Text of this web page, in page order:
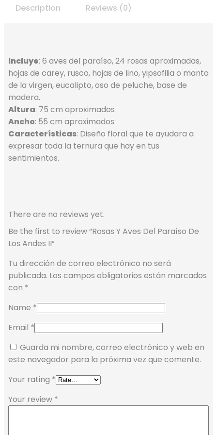
Description Reviews (0)
Incluye: 6 aves del paraíso, 24 rosas aproximadas,
hojas de carey, rusco, hojas de lino, yipsofilia o manto
de la virgen, eucalipto, oso de peluche, base de
madera.
Altura: 75 cm aproximados
Ancho: 55 cm aproximados
Características: Diseño floral que te ayudara a
expresar toda la ternura que hay en tus
sentimientos.
There are no reviews yet.
Be the first to review “Rosas Y Aves Del Paraíso De
Los Andes II”
Tu dirección de correo electrónico no será
publicada. Los campos obligatorios están marcados
con *
Name *
Email *
Guarda mi nombre, correo electrónico y web en
este navegador para la próxima vez que comente.
Your rating *
Your review *